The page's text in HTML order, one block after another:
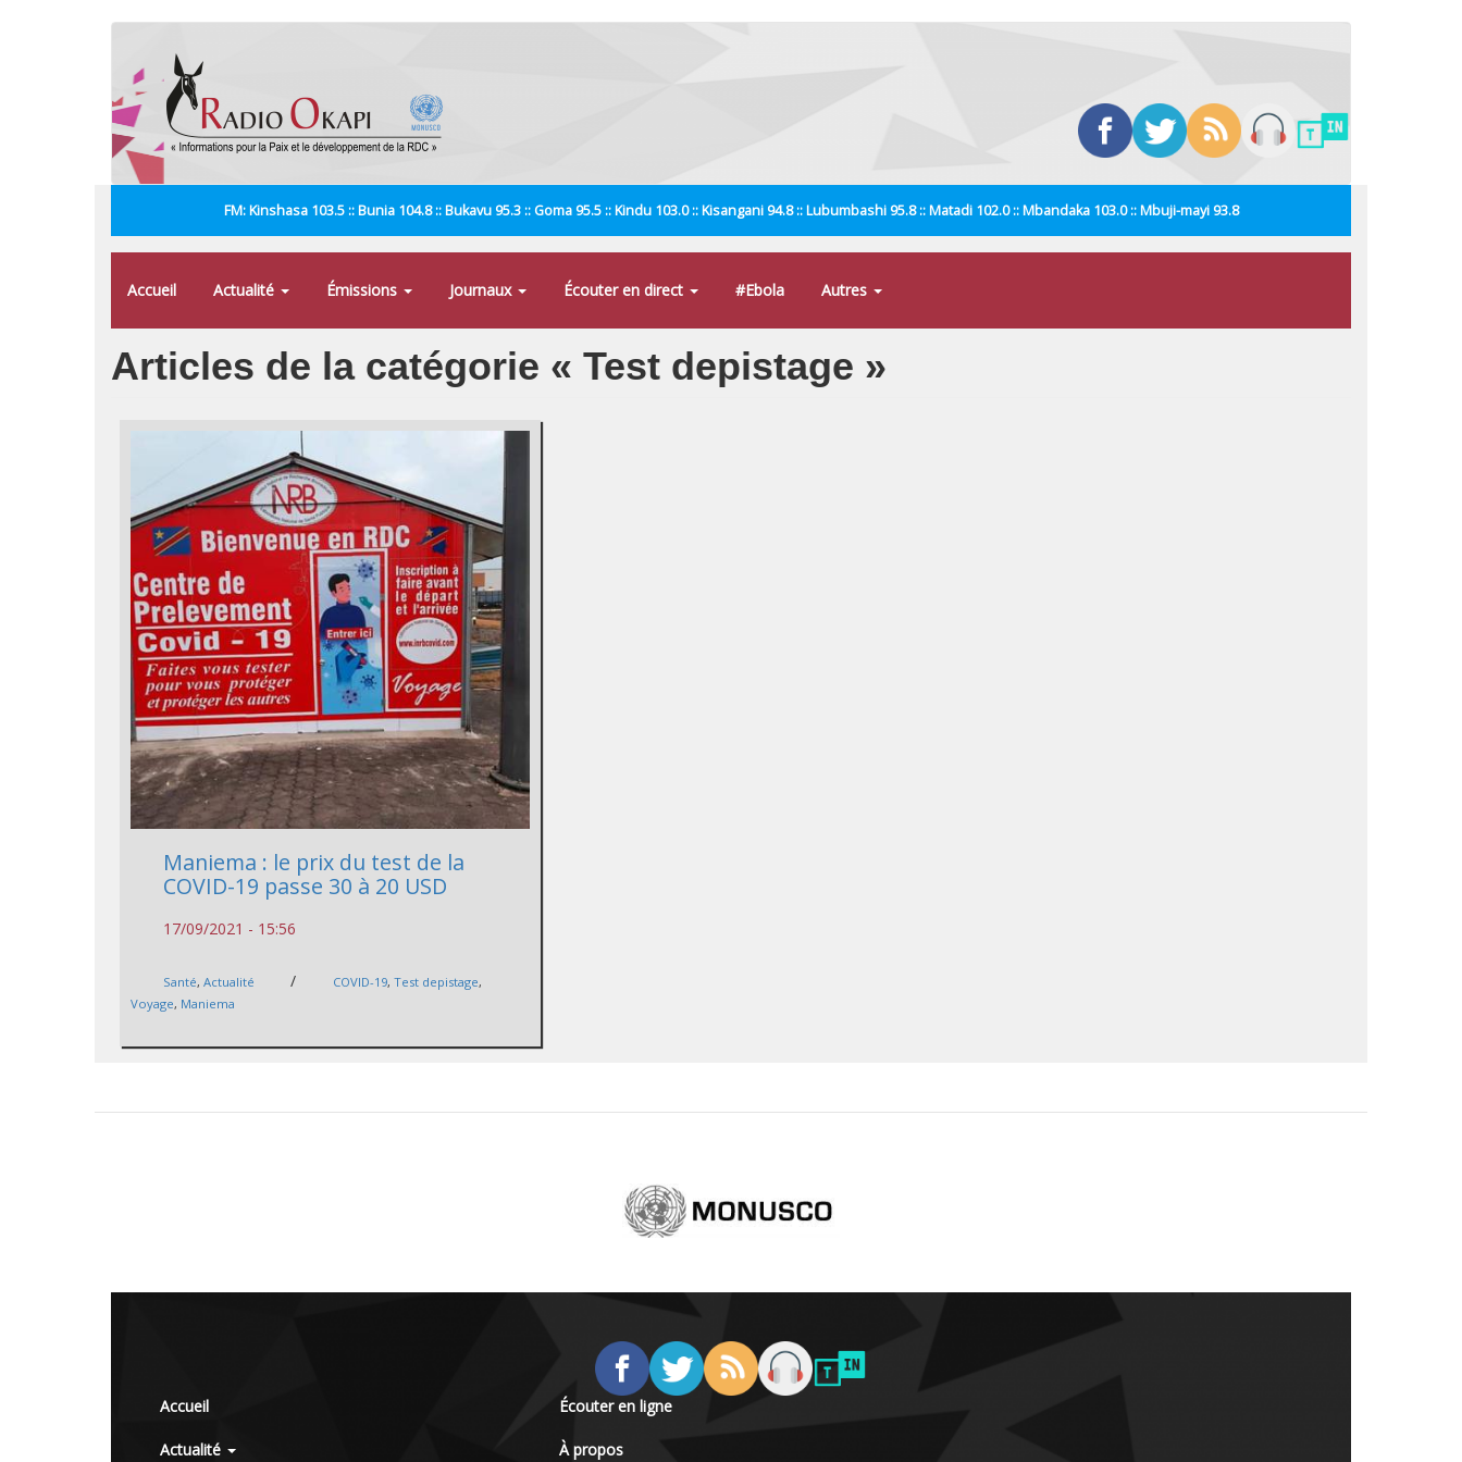
FM: Kinshasa 103.5 :: Bunia 104.8 :: Bukavu 95.3 :: Goma 95.5 :: Kindu 103.0 :: Kisangani 94.8 :: Lubumbashi 95.8 :: Matadi 102.0 :: Mbandaka 103.0 :: Mbuji-mayi 93.8
Accueil Actualité Émissions Journaux Écouter en direct #Ebola Autres
Articles de la catégorie « Test depistage »
Maniema : le prix du test de la
COVID-19 passe 30 à 20 USD
17/09/2021 - 15:56
Santé,Actualité / COVID-19,Test depistage,
Voyage, Maniema
Accueil
Actualité
Écouter en ligne
À propos